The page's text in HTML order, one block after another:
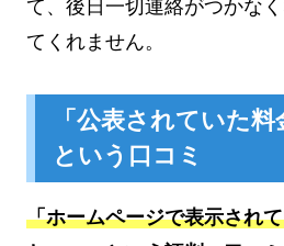
て、後日一切連絡がつかな
てくれません。
「公表されていた料
という口コミ
「ホームページで表示され